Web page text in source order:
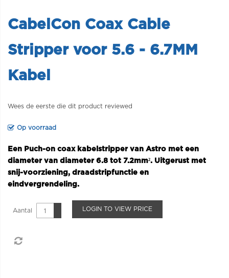
CabelCon Coax Cable
Stripper voor 5.6 - 6.7MM
Kabel
Wees de eerste die dit product reviewed
Op voorraad
Een Puch-on coax kabelstripper van Astro met een
diameter van diameter 6.8 tot 7.2mm². Uitgerust met
snij-voorziening, draadstripfunctie en
eindvergrendeling.
Aantal LOGIN TO VIEW PRICE